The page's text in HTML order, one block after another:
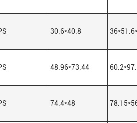
30.6*40.8
48.96*73.44
74.4*48